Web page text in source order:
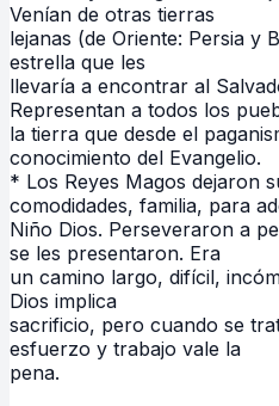
Venían de otras tierras
lejanas (de Oriente: Persia y
estrella que les
llevaría a encontrar al
Representan a todos los
la tierra que desde el
conocimiento del Evangelio.
* Los Reyes Magos dejaron
comodidades, familia, para
Niño Dios. Perseveraron a
se les presentaron. Era
un camino largo, difícil,
Dios implica
sacrificio, pero cuando se
esfuerzo y trabajo vale la
pena.